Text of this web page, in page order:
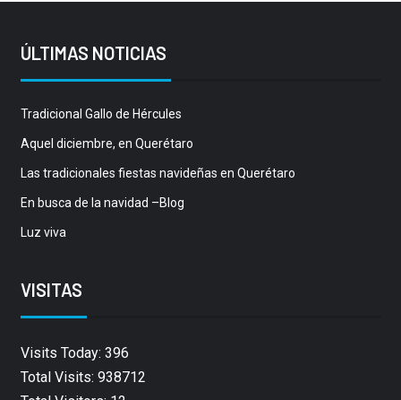
ÚLTIMAS NOTICIAS
Tradicional Gallo de Hércules
Aquel diciembre, en Querétaro
Las tradicionales fiestas navideñas en Querétaro
En busca de la navidad –Blog
Luz viva
VISITAS
Visits Today: 396
Total Visits: 938712